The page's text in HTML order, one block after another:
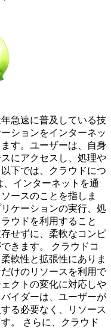
急速に普及している技
ションをインターネッ
す。ユーザーは、自身
にアクセスし、処理や
下では、クラウドにつ
インターネットを通
ースのことを指しま
ケーションの実行、処
ウドを利用すること
せずに、柔軟なコンピ
きます。 クラウドコ
軟性と拡張性にありま
けのリソースを利用で
クトの変化に対応しや
イダーは、ユーザーが
る必要なく、リソース
。 さらに、クラウド